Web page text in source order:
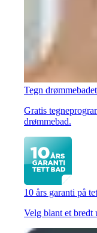
Tegn drømmebadet
Gratis
drømmebad.
10 års garanti på
Velg blant et bredt